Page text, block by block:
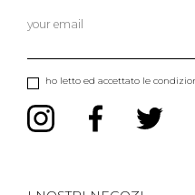
ho letto ed accettato le